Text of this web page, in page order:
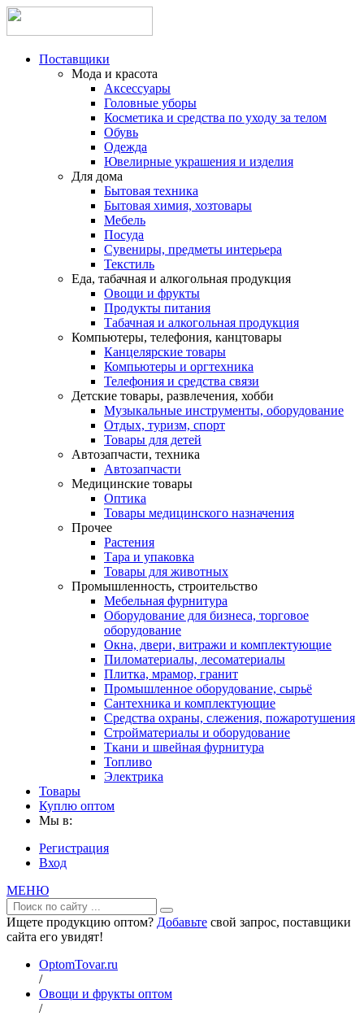
Поставщики
Мода и красота
Аксессуары
Головные уборы
Косметика и средства по уходу за телом
Обувь
Одежда
Ювелирные украшения и изделия
Для дома
Бытовая техника
Бытовая химия, хозтовары
Мебель
Посуда
Сувениры, предметы интерьера
Текстиль
Еда, табачная и алкогольная продукция
Овощи и фрукты
Продукты питания
Табачная и алкогольная продукция
Компьютеры, телефония, канцтовары
Канцелярские товары
Компьютеры и оргтехника
Телефония и средства связи
Детские товары, развлечения, хобби
Музыкальные инструменты, оборудование
Отдых, туризм, спорт
Товары для детей
Автозапчасти, техника
Автозапчасти
Медицинские товары
Оптика
Товары медицинского назначения
Прочее
Растения
Тара и упаковка
Товары для животных
Промышленность, строительство
Мебельная фурнитура
Оборудование для бизнеса, торговое
оборудование
Окна, двери, витражи и комплектующие
Пиломатериалы, лесоматериалы
Плитка, мрамор, гранит
Промышленное оборудование, сырьё
Сантехника и комплектующие
Средства охраны, слежения, пожаротушения
Стройматериалы и оборудование
Ткани и швейная фурнитура
Топливо
Электрика
Товары
Куплю оптом
Мы в:
Регистрация
Вход
МЕНЮ
Ищете продукцию оптом? Добавьте свой запрос, поставщики
сайта его увидят!
OptomTovar.ru
/
Овощи и фрукты оптом
/